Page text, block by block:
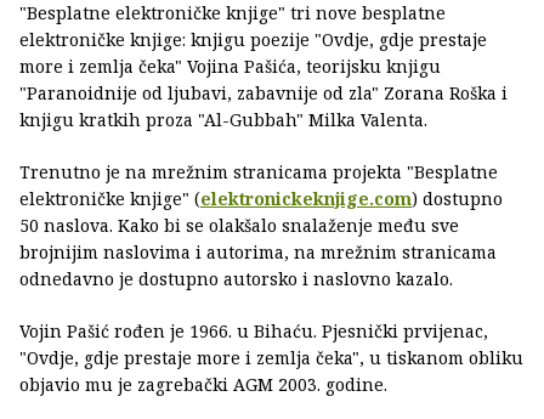
"Besplatne elektroničke knjige" tri nove besplatne
elektroničke knjige: knjigu poezije "Ovdje, gdje prestaje
more i zemlja čeka" Vojina Pašića, teorijsku knjigu
"Paranoidnije od ljubavi, zabavnije od zla" Zorana Roška i
knjigu kratkih proza "Al-Gubbah" Milka Valenta.
Trenutno je na mrežnim stranicama projekta "Besplatne
elektroničke knjige" (elektronickeknjige.com) dostupno
50 naslova. Kako bi se olakšalo snalaženje među sve
brojnijim naslovima i autorima, na mrežnim stranicama
odnedavno je dostupno autorsko i naslovno kazalo.
Vojin Pašić rođen je 1966. u Bihaću. Pjesnički prvijenac,
"Ovdje, gdje prestaje more i zemlja čeka", u tiskanom obliku
objavio mu je zagrebački AGM 2003. godine.